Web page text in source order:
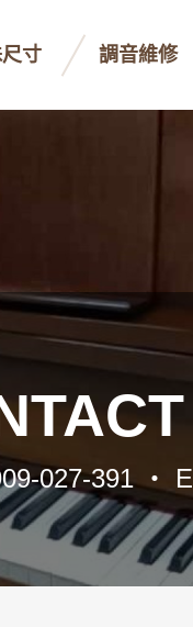
寸 調音維修
027-391 ‧